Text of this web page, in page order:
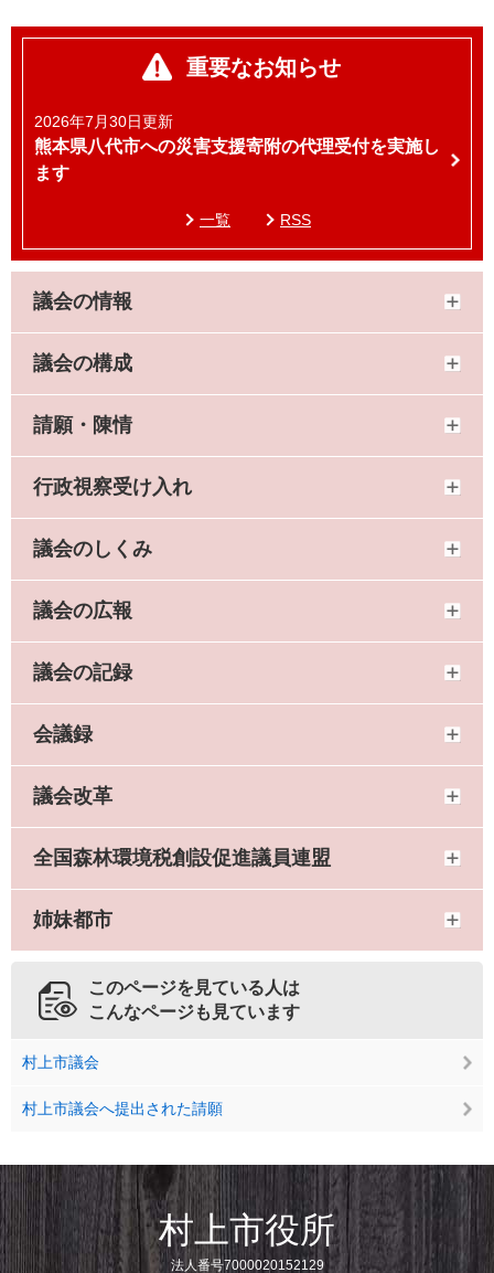
重要なお知らせ
2026年7月30日更新
熊本県八代市への災害支援寄附の代理受付を実施し
ます
一覧 RSS
議会の情報
議会の構成
請願・陳情
行政視察受け入れ
議会のしくみ
議会の広報
議会の記録
会議録
議会改革
全国森林環境税創設促進議員連盟
姉妹都市
このページを見ている人は
こんなページも見ています
村上市議会
村上市議会へ提出された請願
村上市役所
法人番号7000020152129